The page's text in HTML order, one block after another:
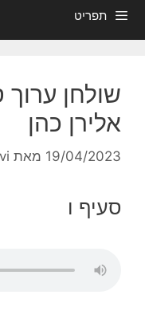
תפריט
שולחן
אלירן כהן
19/04/2023 מאת
סעיף ו